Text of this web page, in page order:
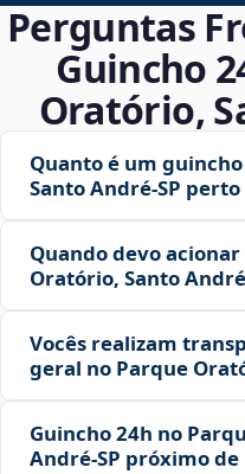
Perguntas
Guincho
Oratório,
Quanto é um
Santo André‑SP
Quando devo
Oratório, Santo
Vocês realizam
geral no Parque
Guincho 24h no
André‑SP próximo